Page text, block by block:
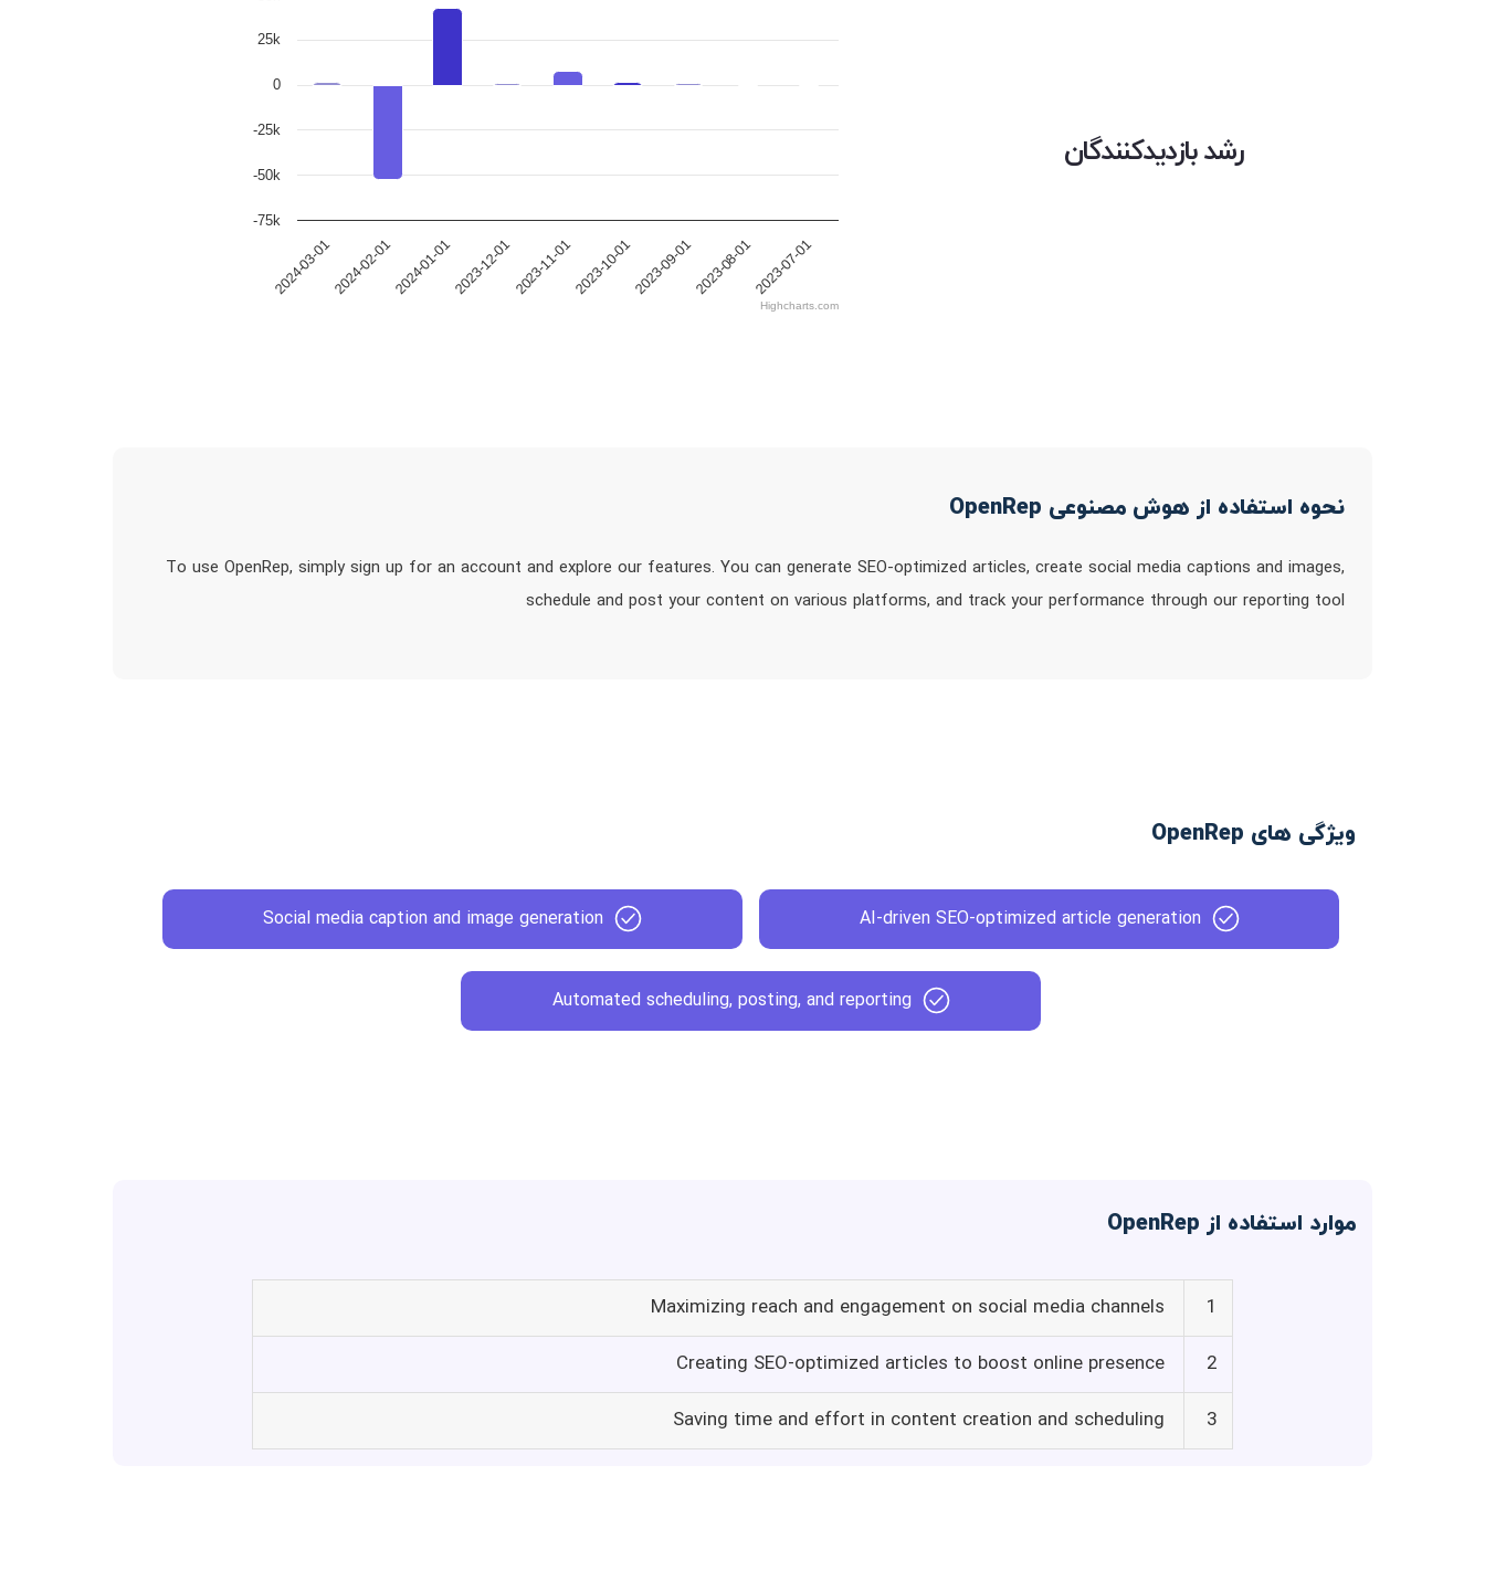
رشد بازدیدکنندگان
2024-03-012024-02-012024-01-012023-12-012023-11-012023-10-012023-09-012023-08-012023-07-01
-75k
-50k
-25k
0
25k
Highcharts.com
نحوه استفاده از هوش مصنوعی OpenRep
To use OpenRep, simply sign up for an account and explore our features. You can generate SEO-optimized articles, create social media captions and images,
schedule and post your content on various platforms, and track your performance through our reporting tool
ویژگی های OpenRep
AI-driven SEO-optimized article generation
Social media caption and image generation
Automated scheduling, posting, and reporting
موارد استفاده از OpenRep
1
Maximizing reach and engagement on social media channels
2
Creating SEO-optimized articles to boost online presence
3
Saving time and effort in content creation and scheduling